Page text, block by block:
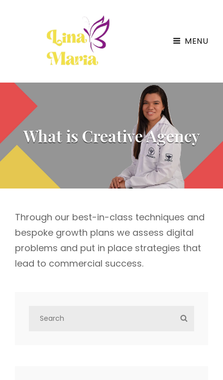
Lina Maria – Un Testimonio De Vida
La Discapacidad Es Mental
MENU
What is Creative Agency
Through our best-in-class techniques and
bespoke growth plans we assess digital
problems and put in place strategies that
lead to commercial success.